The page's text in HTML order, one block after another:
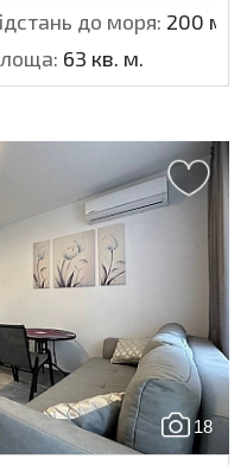
до моря: 200 м.
63 кв. м.
18